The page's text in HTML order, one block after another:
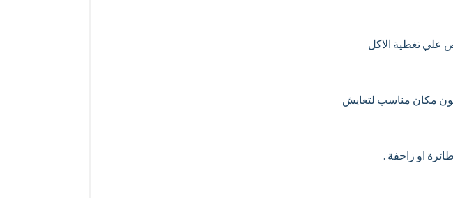
علي تغطية الاكل
مكان مناسب لتعايش
او زاحفة .